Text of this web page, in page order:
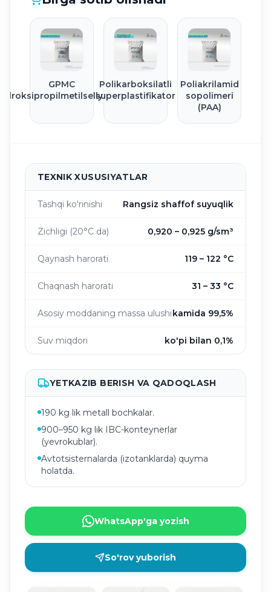
GPMC
Polikarboksilatli
superplastifikator
Poliakrilamid
sopolimeri
(PAA)
TEXNIK XUSUSIYATLAR
Tashqi ko'rinishi Rangsiz shaffof suyuqlik
Zichligi (20°C da) 0,920 – 0,925 g/sm³
Qaynash harorati 119 – 122 °C
Chaqnash harorati 31 – 33 °C
Asosiy moddaning massa ulushikamida 99,5%
Suv miqdori ko'pi bilan 0,1%
YETKAZIB BERISH VA QADOQLASH
190 kg lik metall bochkalar.
900–950 kg lik IBC-konteynerlar
(yevrokublar).
Avtotsisternalarda (izotanklarda) quyma
holatda.
WhatsApp'ga yozish
So'rov yuborish